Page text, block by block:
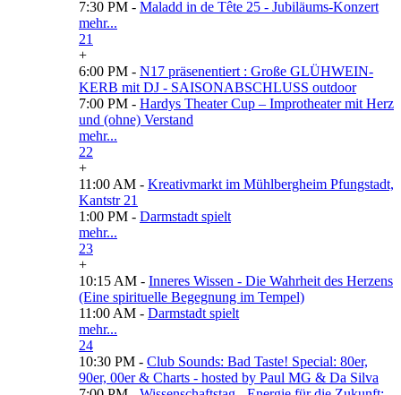
7:30 PM - Maladd in de Tête 25 - Jubiläums-Konzert
mehr...
21
+
6:00 PM - N17 präsenentiert : Große GLÜHWEIN-
KERB mit DJ - SAISONABSCHLUSS outdoor
7:00 PM - Hardys Theater Cup – Improtheater mit Herz
und (ohne) Verstand
mehr...
22
+
11:00 AM - Kreativmarkt im Mühlbergheim Pfungstadt,
Kantstr 21
1:00 PM - Darmstadt spielt
mehr...
23
+
10:15 AM - Inneres Wissen - Die Wahrheit des Herzens
(Eine spirituelle Begegnung im Tempel)
11:00 AM - Darmstadt spielt
mehr...
24
10:30 PM - Club Sounds: Bad Taste! Special: 80er,
90er, 00er & Charts - hosted by Paul MG & Da Silva